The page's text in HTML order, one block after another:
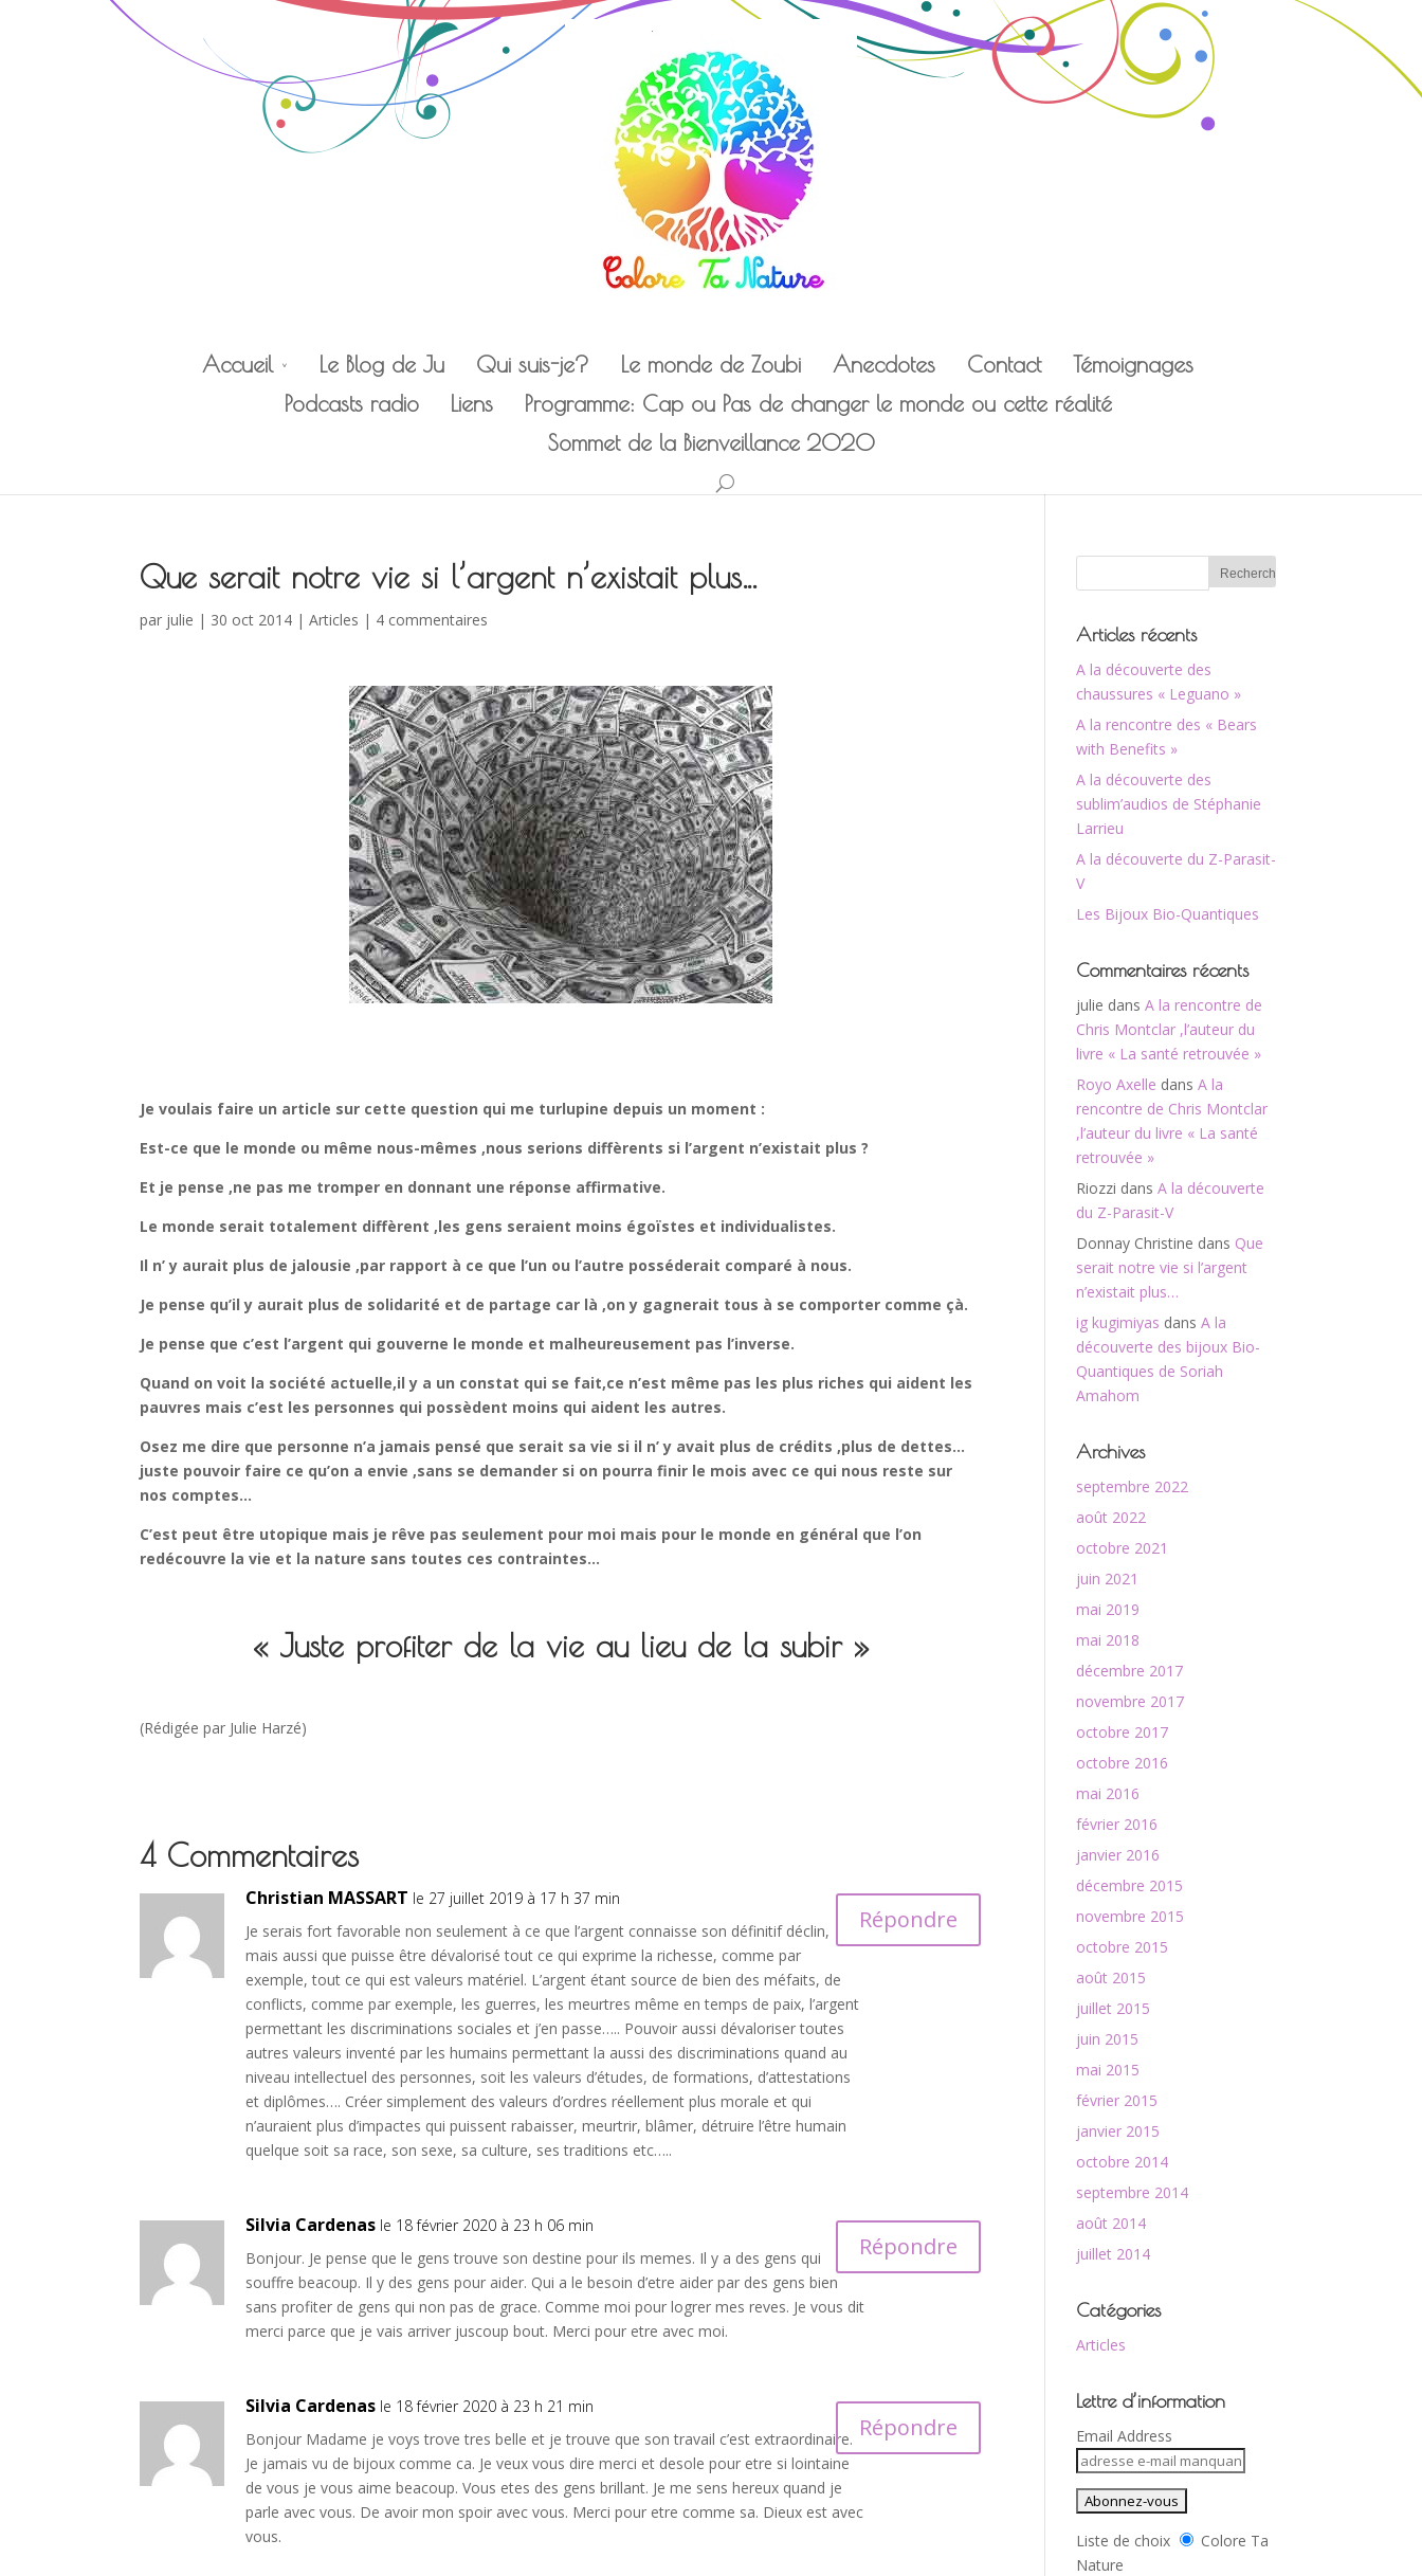
Accueil Le Blog de Ju Qui suis-je? Le monde de Zoubi Anecdotes Contact
Témoignages
Podcasts radio
Liens
Programme: Cap ou Pas de changer le monde ou cette réalité
Sommet de la Bienveillance 2020
Que serait notre vie si l’argent n’existait plus…
par julie | 30 oct 2014 | Articles | 4 commentaires
Je voulais faire un article sur cette question qui me turlupine depuis un moment :
Est-ce que le monde ou même nous-mêmes ,nous serions diffèrents si l’argent n’existait plus ?
Et je pense ,ne pas me tromper en donnant une réponse affirmative.
Le monde serait totalement diffèrent ,les gens seraient moins égoïstes et individualistes.
Il n’ y aurait plus de jalousie ,par rapport à ce que l’un ou l’autre posséderait comparé à nous.
Je pense qu’il y aurait plus de solidarité et de partage car là ,on y gagnerait tous à se comporter comme çà.
Je pense que c’est l’argent qui gouverne le monde et malheureusement pas l’inverse.
Quand on voit la société actuelle,il y a un constat qui se fait,ce n’est même pas les plus riches qui aident les
pauvres mais c’est les personnes qui possèdent moins qui aident les autres.
Osez me dire que personne n’a jamais pensé que serait sa vie si il n’ y avait plus de crédits ,plus de dettes…
juste pouvoir faire ce qu’on a envie ,sans se demander si on pourra finir le mois avec ce qui nous reste sur
nos comptes…
C’est peut être utopique mais je rêve pas seulement pour moi mais pour le monde en général que l’on
redécouvre la vie et la nature sans toutes ces contraintes…
« Juste profiter de la vie au lieu de la subir »
(Rédigée par Julie Harzé)
4 Commentaires
Christian MASSART le 27 juillet 2019 à 17 h 37 min
Je serais fort favorable non seulement à ce que l’argent connaisse son définitif déclin,
mais aussi que puisse être dévalorisé tout ce qui exprime la richesse, comme par
exemple, tout ce qui est valeurs matériel. L’argent étant source de bien des méfaits, de
conflicts, comme par exemple, les guerres, les meurtres même en temps de paix, l’argent
permettant les discriminations sociales et j’en passe….. Pouvoir aussi dévaloriser toutes
autres valeurs inventé par les humains permettant la aussi des discriminations quand au
niveau intellectuel des personnes, soit les valeurs d’études, de formations, d’attestations
et diplômes…. Créer simplement des valeurs d’ordres réellement plus morale et qui
n’auraient plus d’impactes qui puissent rabaisser, meurtrir, blâmer, détruire l’être humain
quelque soit sa race, son sexe, sa culture, ses traditions etc…..
Répondre
Silvia Cardenas le 18 février 2020 à 23 h 06 min
Bonjour. Je pense que le gens trouve son destine pour ils memes. Il y a des gens qui
souffre beacoup. Il y des gens pour aider. Qui a le besoin d’etre aider par des gens bien
sans profiter de gens qui non pas de grace. Comme moi pour logrer mes reves. Je vous dit
merci parce que je vais arriver juscoup bout. Merci pour etre avec moi.
Répondre
Silvia Cardenas le 18 février 2020 à 23 h 21 min
Bonjour Madame je voys trove tres belle et je trouve que son travail c’est extraordinaire.
Je jamais vu de bijoux comme ca. Je veux vous dire merci et desole pour etre si lointaine
de vous je vous aime beacoup. Vous etes des gens brillant. Je me sens hereux quand je
parle avec vous. De avoir mon spoir avec vous. Merci pour etre comme sa. Dieux est avec
vous.
Répondre
Articles récents
A la découverte des
chaussures « Leguano »
A la rencontre des « Bears
with Benefits »
A la découverte des
sublim’audios de Stéphanie
Larrieu
A la découverte du Z-Parasit-
V
Les Bijoux Bio-Quantiques
Commentaires récents
julie dans A la rencontre de
Chris Montclar ,l’auteur du
livre « La santé retrouvée »
Royo Axelle dans A la
rencontre de Chris Montclar
,l’auteur du livre « La santé
retrouvée »
Riozzi dans A la découverte
du Z-Parasit-V
Donnay Christine dans Que
serait notre vie si l’argent
n’existait plus…
ig kugimiyas dans A la
découverte des bijoux Bio-
Quantiques de Soriah
Amahom
Archives
septembre 2022
août 2022
octobre 2021
juin 2021
mai 2019
mai 2018
décembre 2017
novembre 2017
octobre 2017
octobre 2016
mai 2016
février 2016
janvier 2016
décembre 2015
novembre 2015
octobre 2015
août 2015
juillet 2015
juin 2015
mai 2015
février 2015
janvier 2015
octobre 2014
septembre 2014
août 2014
juillet 2014
Catégories
Articles
Lettre d’information
Email Address
Liste de choix
Colore Ta
Nature